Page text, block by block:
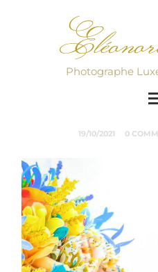
Photographe
19/10/2021 0